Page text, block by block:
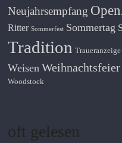
Neujahrsempfang
Ritter Sommerfest Sommertag
Tradition Traueranzeige
Weisen
Woodstock
oft gelesen